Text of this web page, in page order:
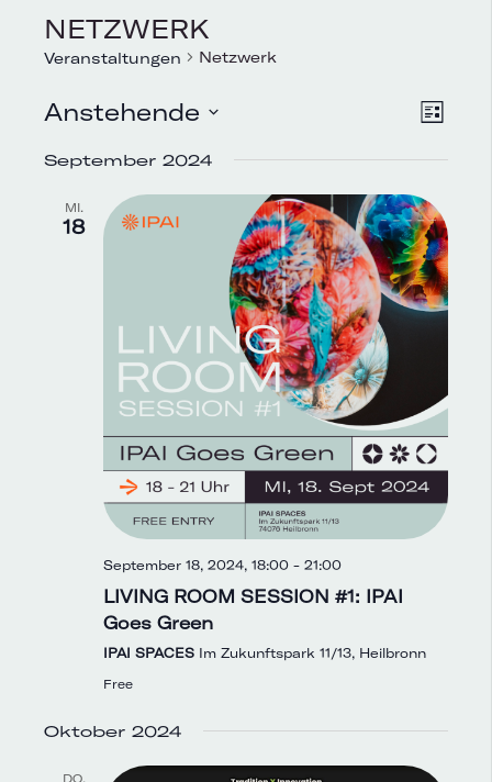
NETZWERK
Veranstaltungen Netzwerk
Liste
Anstehende
wählen.
September 2024
MI.
18
September 18, 2024, 18:00 - 21:00
LIVING ROOM SESSION #1: IPAI
Goes Green
IPAI SPACES Im Zukunftspark 11/13, Heilbronn
Free
Oktober 2024
DO.